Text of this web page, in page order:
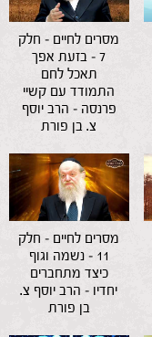
מסרים לחיים – חלק
7 – בזעת אפך
תאכל לחם
התמודד עם קשיי
פרנסה – הרב יוסף
צ. בן פורת
מסרים לחיים – חלק
11 – נשמה וגוף
כיצד מתחברים
יחדיו – הרב יוסף צ.
בן פורת